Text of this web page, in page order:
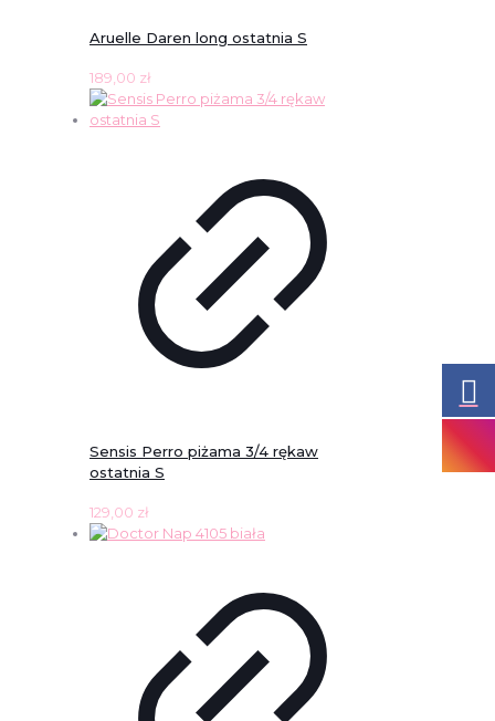
Aruelle Daren long ostatnia S
189,00 zł
Sensis Perro piżama 3/4 rękaw
ostatnia S
129,00 zł